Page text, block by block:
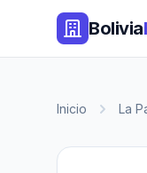
Bolivia
Inicio La